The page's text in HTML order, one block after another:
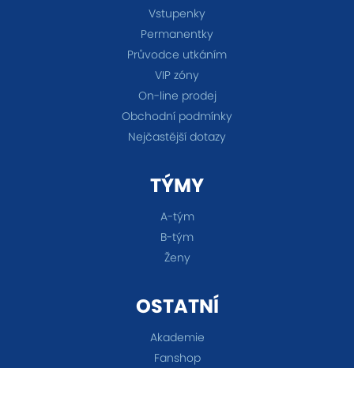
Vstupenky
Permanentky
Průvodce utkáním
VIP zóny
On-line prodej
Obchodní podmínky
Nejčastější dotazy
TÝMY
A-tým
B-tým
Ženy
OSTATNÍ
Akademie
Fanshop